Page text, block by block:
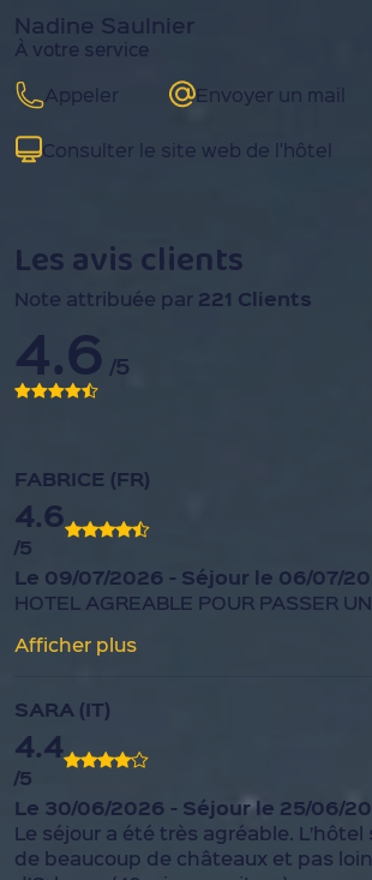
Nadine Saulnier
À votre service
Appeler Envoyer un mail
Consulter le site web de l'hôtel
Les avis clients
Note attribuée par 221 Clients
4.6 /5
FABRICE (FR)
4.6
/5
Le 09/07/2026 - Séjour le 06/07/
HOTEL AGREABLE POUR PASSER
Afficher plus
SARA (IT)
4.4
/5
Le 30/06/2026 - Séjour le 25/06/
Le séjour a été très agréable.
de beaucoup de châteaux et pas